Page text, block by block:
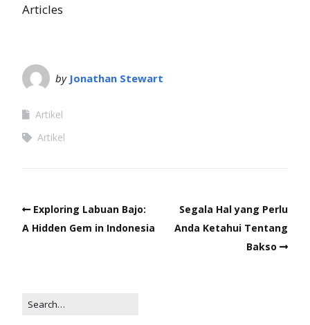
Articles
by Jonathan Stewart
Artikel
Artikel
Exploring Labuan Bajo:
A Hidden Gem in Indonesia
Segala Hal yang Perlu
Anda Ketahui Tentang
Bakso